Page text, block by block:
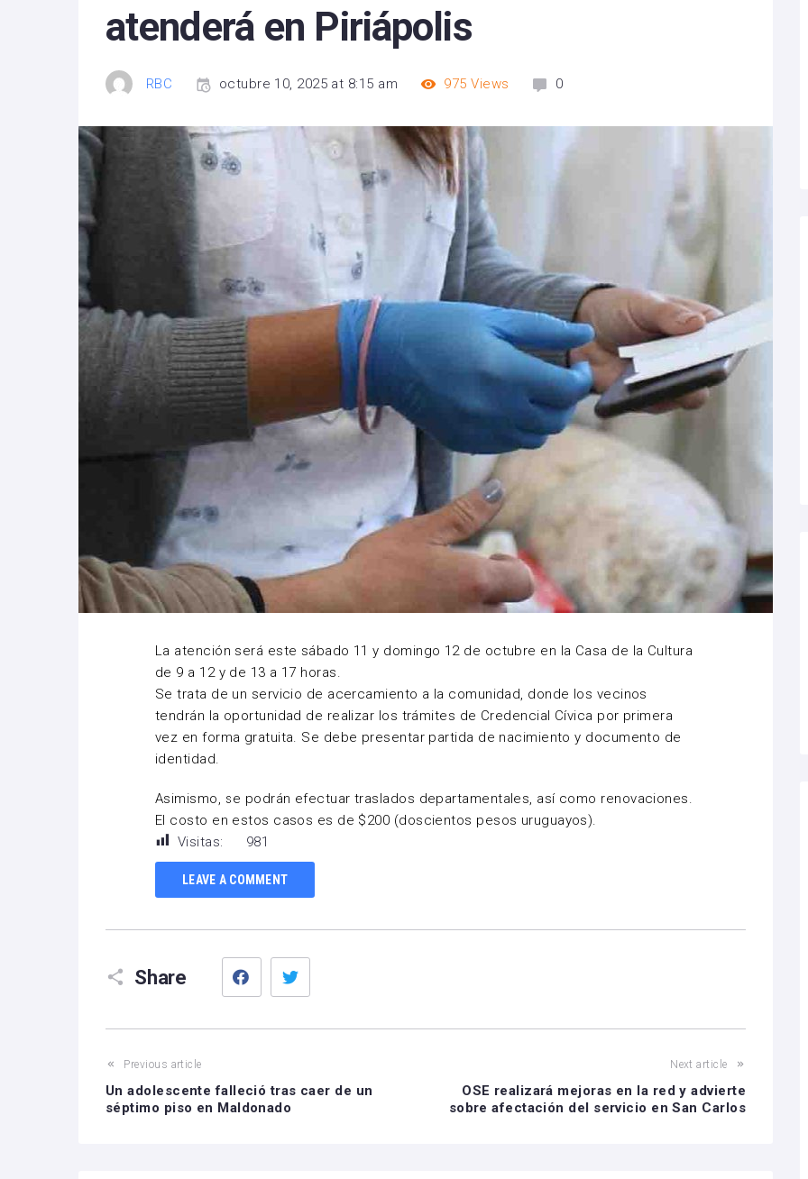
atenderá en Piriápolis
RBC octubre 10, 2025 at 8:15 am 975 Views 0
La atención será este sábado 11 y domingo 12 de octubre en la Casa de la Cultura
de 9 a 12 y de 13 a 17 horas.
Se trata de un servicio de acercamiento a la comunidad, donde los vecinos
tendrán la oportunidad de realizar los trámites de Credencial Cívica por primera
vez en forma gratuita. Se debe presentar partida de nacimiento y documento de
identidad.
Asimismo, se podrán efectuar traslados departamentales, así como renovaciones.
El costo en estos casos es de $200 (doscientos pesos uruguayos).
Visitas:
981
LEAVE A COMMENT
Share
Facebook
Previous article
Un adolescente falleció tras caer de un
séptimo piso en Maldonado
Next article
OSE realizará mejoras en la red y advierte
sobre afectación del servicio en San Carlos